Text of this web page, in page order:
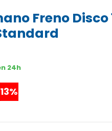
Freno Disco
24h
13%